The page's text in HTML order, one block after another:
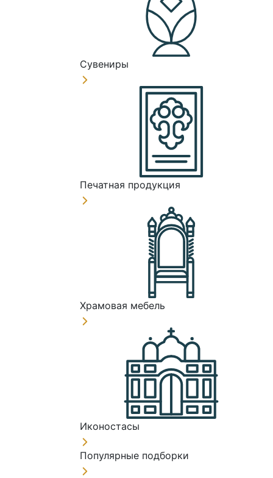
Сувениры
Печатная продукция
Храмовая мебель
Иконостасы
Популярные подборки